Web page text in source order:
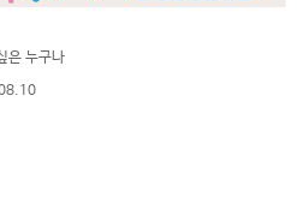
은 누구나